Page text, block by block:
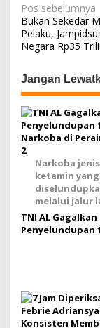
N
a
v
i
g
a
s
i
Pos sebelumnya
Bukan Sekedar
Pelaku,
Negara Rp35
Jangan
Narkoba jenis
ketamin
melalui jalur
TNI AL Gagalkan
Penyelundupan